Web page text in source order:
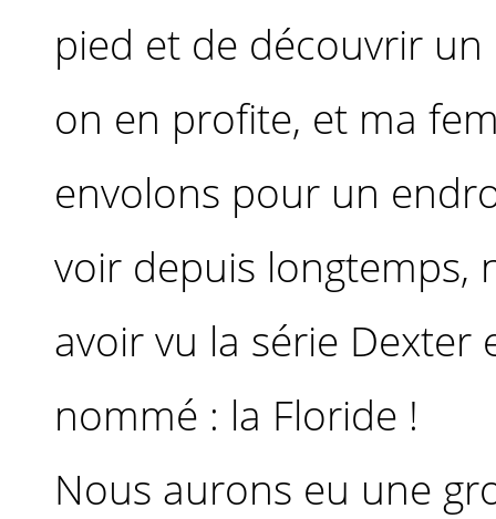
pied et de découvrir
on en profite, et ma
envolons pour un
voir depuis longtemps,
avoir vu la série Dexter
nommé : la Floride !
Nous aurons eu une